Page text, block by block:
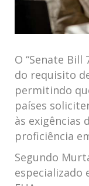
O “Senate‌
do requisito
permitindo
países
às exigências
proficiência
Segundo
especializado